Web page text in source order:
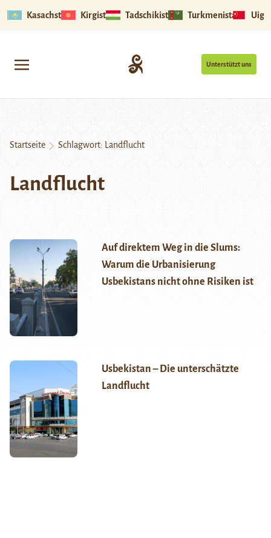
Kasachstan Kirgistan Tadschikistan Turkmenistan
Unterstützt uns
Startseite Schlagwort: Landflucht
Landflucht
Auf direktem Weg in die Slums:
Warum die Urbanisierung
Usbekistans nicht ohne Risiken ist
Usbekistan – Die unterschätzte
Landflucht